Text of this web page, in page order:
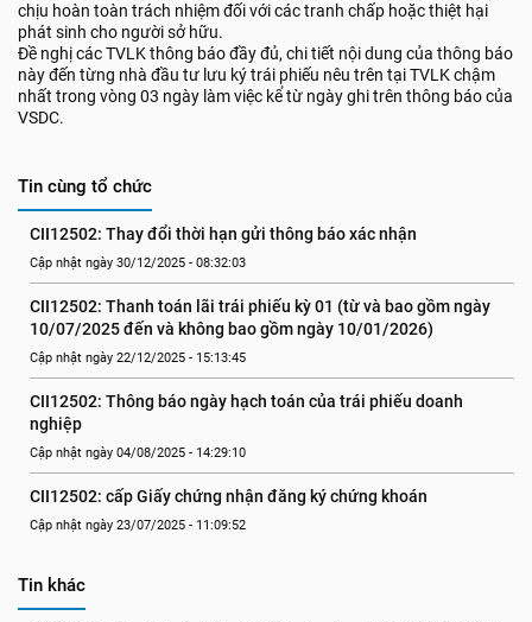
chịu hoàn toàn trách nhiệm đối với các tranh chấp hoặc thiệt hại
phát sinh cho người sở hữu.
Đề nghị các TVLK thông báo đầy đủ, chi tiết nội dung của thông báo
này đến từng nhà đầu tư lưu ký trái phiếu nêu trên tại TVLK chậm
nhất trong vòng 03 ngày làm việc kể từ ngày ghi trên thông báo của
VSDC.
Tin cùng tổ chức
CII12502: Thay đổi thời hạn gửi thông báo xác nhận
Cập nhật ngày 30/12/2025 - 08:32:03
CII12502: Thanh toán lãi trái phiếu kỳ 01 (từ và bao gồm ngày
10/07/2025 đến và không bao gồm ngày 10/01/2026)
Cập nhật ngày 22/12/2025 - 15:13:45
CII12502: Thông báo ngày hạch toán của trái phiếu doanh
nghiệp
Cập nhật ngày 04/08/2025 - 14:29:10
CII12502: cấp Giấy chứng nhận đăng ký chứng khoán
Cập nhật ngày 23/07/2025 - 11:09:52
Tin khác